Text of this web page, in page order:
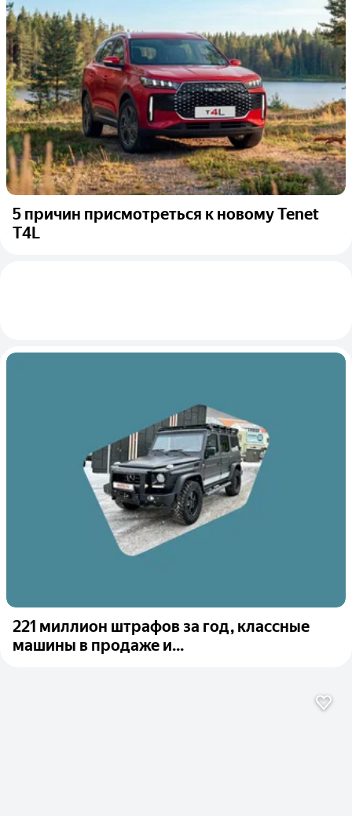
5 причин присмотреться к новому Tenet
T4L
221 миллион штрафов за год, классные
машины в продаже и...